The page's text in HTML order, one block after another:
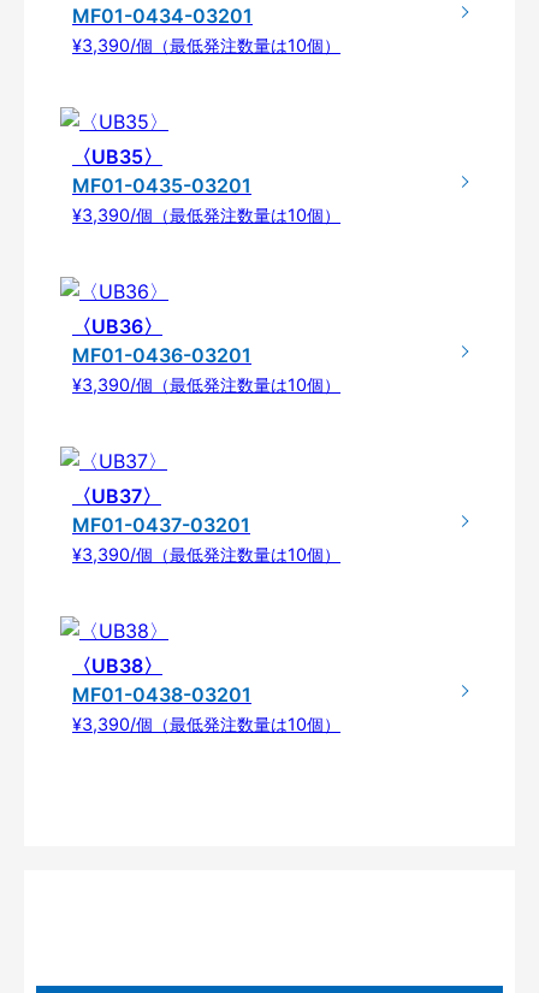
MF01-0434-03201
¥3,390/個（最低発注数量は10個）
〈UB35〉
MF01-0435-03201
¥3,390/個（最低発注数量は10個）
〈UB36〉
MF01-0436-03201
¥3,390/個（最低発注数量は10個）
〈UB37〉
MF01-0437-03201
¥3,390/個（最低発注数量は10個）
〈UB38〉
MF01-0438-03201
¥3,390/個（最低発注数量は10個）